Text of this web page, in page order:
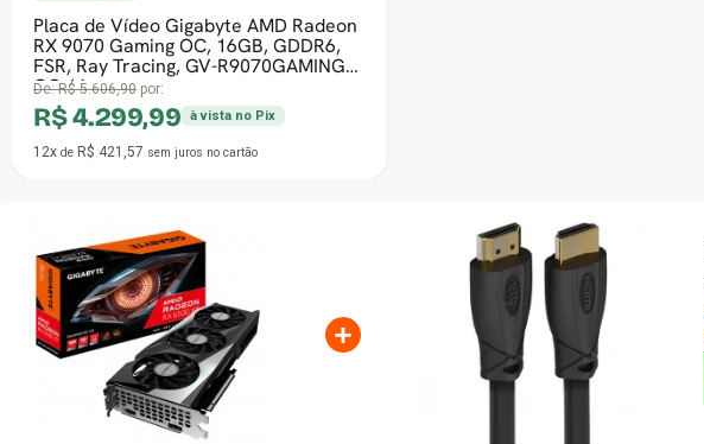
Placa de Vídeo ASRock AMD Radeon
RX 9070 Challenger, 16GB, GDDR6,
FSR, Ray Tracing, 90-GA5NZZ-00UANF
De:R$ 6.141,90 por:
R$ 3.999,99 à vista no Pix
12x de R$ 392,16 sem juros no cartão
+